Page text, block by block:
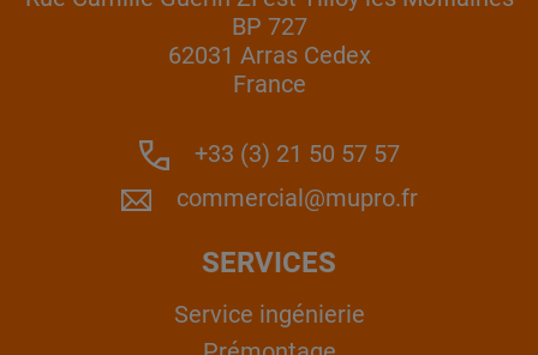
BP 727
62031 Arras Cedex
France
+33 (3) 21 50 57 57
commercial@mupro.fr
SERVICES
Service ingénierie